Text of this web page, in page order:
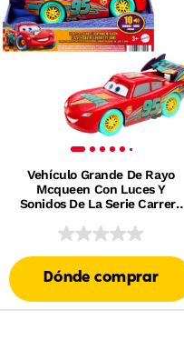
Vehículo Grande De Rayo
Mcqueen Con Luces Y
Sonidos De La Serie Carrera
Disney Y Pixar
Dónde comprar